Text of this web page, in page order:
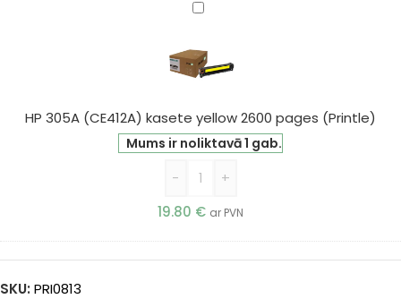
HP
(CE412A)
kasete
2600
pages
(Printle)
HP 305A (CE412A) kasete yellow 2600 pages (Printle)
Mums ir noliktavā 1 gab.
-
+
19.80 € ar PVN
SKU: PRI0813